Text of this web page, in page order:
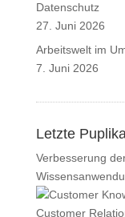
Datenschutz
27. Juni 2026
Arbeitswelt im
7. Juni 2026
Letzte
Verbesserung